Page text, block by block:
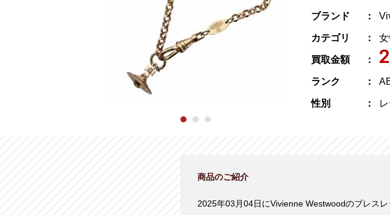
ブランド
カテゴリ 女
買取金額
ランク
性別
商品のご紹介
2025年03月04日にVivienne Westwoodのブレス